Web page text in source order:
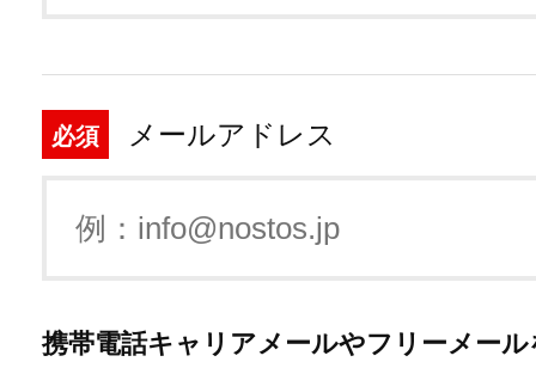
必須 メールアドレス
携帯電話キャリアメールやフリーメー